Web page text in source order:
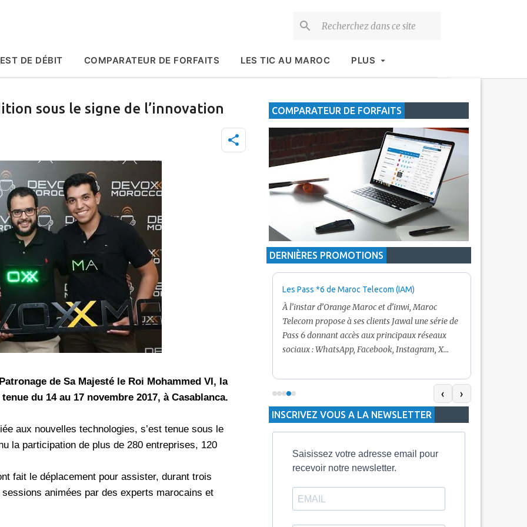
DE DÉBIT COMPARATEUR DE FORFAITS LES TIC AU MAROC PLUS
sous le signe de l’innovation
de Sa Majesté le Roi Mohammed VI, la
du 14 au 17 novembre 2017, à Casablanca.
aux nouvelles technologies, s’est tenue sous le
la participation de plus de 280 entreprises, 120
fait le déplacement pour assister, durant trois
animées par des experts marocains et
COMPARATEUR DE FORFAITS
DERNIÈRES PROMOTIONS
réseaux sociaux
inwi fait
accès à
Snapchat voire
au
Promotion Orange Maroc: Recharge x25 +
Internet
Nouveau! Orange Maroc multiplie les recharges
de ses clients mobiles en prépayé par 25 et ce,
pour toute recharge de 30 Dh ou plus. De plus,
un volume d'internet variant selon le montant de
ladite recharge. La durée de validité du volume
d'internet est de 7 jours alors que celle du solde
Les Pass *6 de Maroc Telecom (IAM)
À l’instar d’Orange Maroc et d’inwi, Maroc
Telecom propose à ses clients Jawal une série de
Pass 6 donnant accès aux principaux réseaux
sociaux : WhatsApp, Facebook, Instagram, X
5 Dh inclut 100 Mo, le Pass 10 Dh offre 400 Mo,
tandis que les formules à 20 Dh et 30 Dh
proposent respectivement 1 Go et 2 Go. Les
durées de validité sont de 3 jours pour
‹ ›
INSCRIVEZ VOUS A LA NEWSLETTER
Saisissez votre adresse email pour
recevoir notre newsletter.